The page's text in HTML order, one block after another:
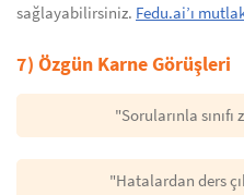
sağlayabilirsiniz. Fedu.ai’ı
7) Özgün Karne Görüşleri
"Sorularınla
"Hatalardan ders